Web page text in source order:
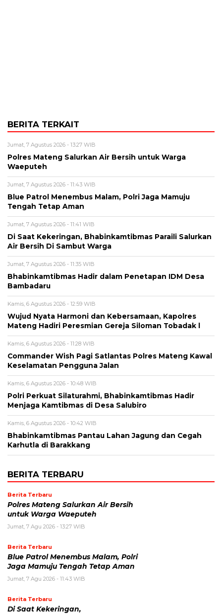
BERITA TERKAIT
Jumat, 7 Agustus 2026 - 13:27 WIB
Polres Mateng Salurkan Air Bersih untuk Warga
Waeputeh
Jumat, 7 Agustus 2026 - 11:43 WIB
Blue Patrol Menembus Malam, Polri Jaga Mamuju
Tengah Tetap Aman
Jumat, 7 Agustus 2026 - 11:41 WIB
Di Saat Kekeringan, Bhabinkamtibmas Paraili Salurkan
Air Bersih Di Sambut Warga
Jumat, 7 Agustus 2026 - 11:35 WIB
Bhabinkamtibmas Hadir dalam Penetapan IDM Desa
Bambadaru
Kamis, 6 Agustus 2026 - 12:59 WIB
Wujud Nyata Harmoni dan Kebersamaan, Kapolres
Mateng Hadiri Peresmian Gereja Siloman Tobadak l
Kamis, 6 Agustus 2026 - 11:28 WIB
Commander Wish Pagi Satlantas Polres Mateng Kawal
Keselamatan Pengguna Jalan
Kamis, 6 Agustus 2026 - 10:48 WIB
Polri Perkuat Silaturahmi, Bhabinkamtibmas Hadir
Menjaga Kamtibmas di Desa Salubiro
Kamis, 6 Agustus 2026 - 10:42 WIB
Bhabinkamtibmas Pantau Lahan Jagung dan Cegah
Karhutla di Barakkang
BERITA TERBARU
Berita Terbaru
Polres Mateng Salurkan Air Bersih
untuk Warga Waeputeh
Jumat, 7 Agu 2026 - 13:27 WIB
Berita Terbaru
Blue Patrol Menembus Malam, Polri
Jaga Mamuju Tengah Tetap Aman
Jumat, 7 Agu 2026 - 11:43 WIB
Berita Terbaru
Di Saat Kekeringan,